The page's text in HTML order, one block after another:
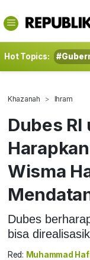
Hot Topics:
Khazanah Ihram
Dubes
Wisma
Dubes
bisa
Red: Muhammad